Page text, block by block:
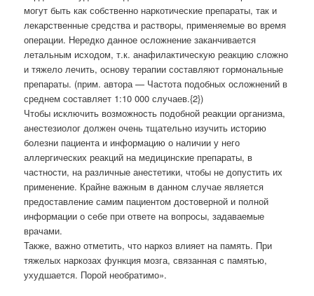
могут быть как собственно наркотические препараты, так и
лекарственные средства и растворы, применяемые во время
операции. Нередко данное осложнение заканчивается
летальным исходом, т.к. анафилактическую реакцию сложно
и тяжело лечить, основу терапии составляют гормональные
препараты. (прим. автора — Частота подобных осложнений в
среднем составляет 1:10 000 случаев.{2})
Чтобы исключить возможность подобной реакции организма,
анестезиолог должен очень тщательно изучить историю
болезни пациента и информацию о наличии у него
аллергических реакций на медицинские препараты, в
частности, на различные анестетики, чтобы не допустить их
применение. Крайне важным в данном случае является
предоставление самим пациентом достоверной и полной
информации о себе при ответе на вопросы, задаваемые
врачами.
Также, важно отметить, что наркоз влияет на память. При
тяжелых наркозах функция мозга, связанная с памятью,
ухудшается. Порой необратимо».